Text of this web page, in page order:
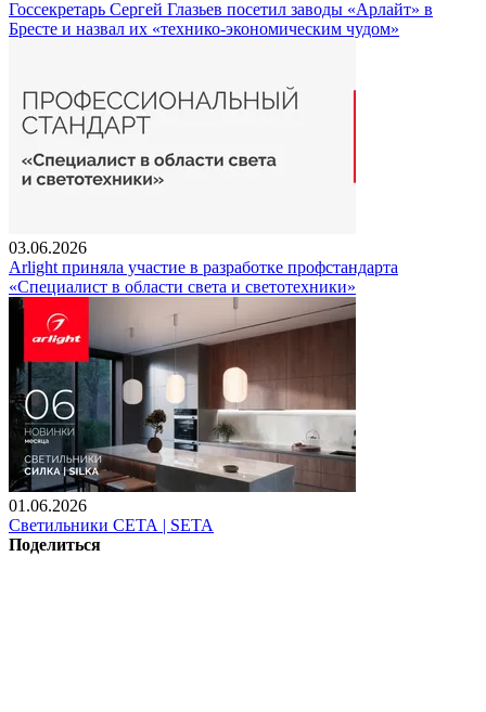
Госсекретарь Сергей Глазьев посетил заводы «Арлайт» в
Бресте и назвал их «технико-экономическим чудом»
03.06.2026
Arlight приняла участие в разработке профстандарта
«Специалист в области света и светотехники»
01.06.2026
Светильники СЕТА | SETA
Поделиться